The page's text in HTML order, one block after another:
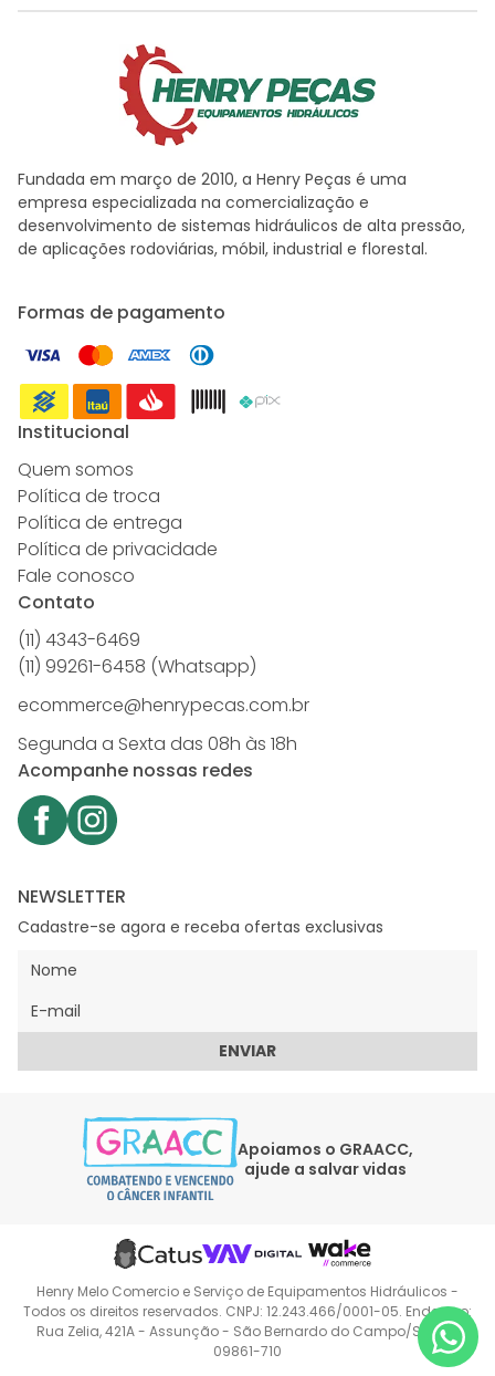
Fundada em março de 2010, a Henry Peças é uma
empresa especializada na comercialização e
desenvolvimento de sistemas hidráulicos de alta pressão,
de aplicações rodoviárias, móbil, industrial e florestal.
Formas de pagamento
Institucional
Quem somos
Política de troca
Política de entrega
Política de privacidade
Fale conosco
Contato
(11) 4343-6469
(11) 99261-6458 (Whatsapp)
ecommerce@henrypecas.com.br
Segunda a Sexta das 08h às 18h
Acompanhe nossas redes
NEWSLETTER
Cadastre-se agora e receba ofertas exclusivas
ENVIAR
Apoiamos o GRAACC,
ajude a salvar vidas
Henry Melo Comercio e Serviço de Equipamentos Hidráulicos -
Todos os direitos reservados. CNPJ: 12.243.466/0001-05. Endereço:
Rua Zelia, 421A - Assunção - São Bernardo do Campo/SP CEP:
09861-710